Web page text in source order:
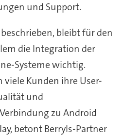
und Support.
bleibt für den
die Integration der
Systeme wichtig.
Kunden ihre User-
und
zu Android
betont Berryls-Partner